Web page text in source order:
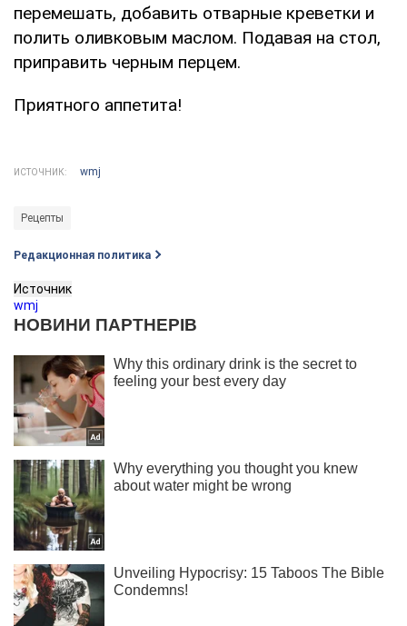
перемешать, добавить отварные креветки и
полить оливковым маслом. Подавая на стол,
приправить черным перцем.
Приятного аппетита!
ИСТОЧНИК: wmj
Рецепты
Редакционная политика
Источник
wmj